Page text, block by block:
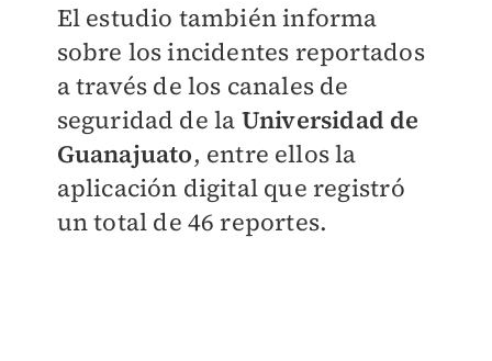
El estudio también informa
sobre los incidentes reportados
a través de los canales de
seguridad de la Universidad de
Guanajuato, entre ellos la
aplicación digital que registró
un total de 46 reportes.